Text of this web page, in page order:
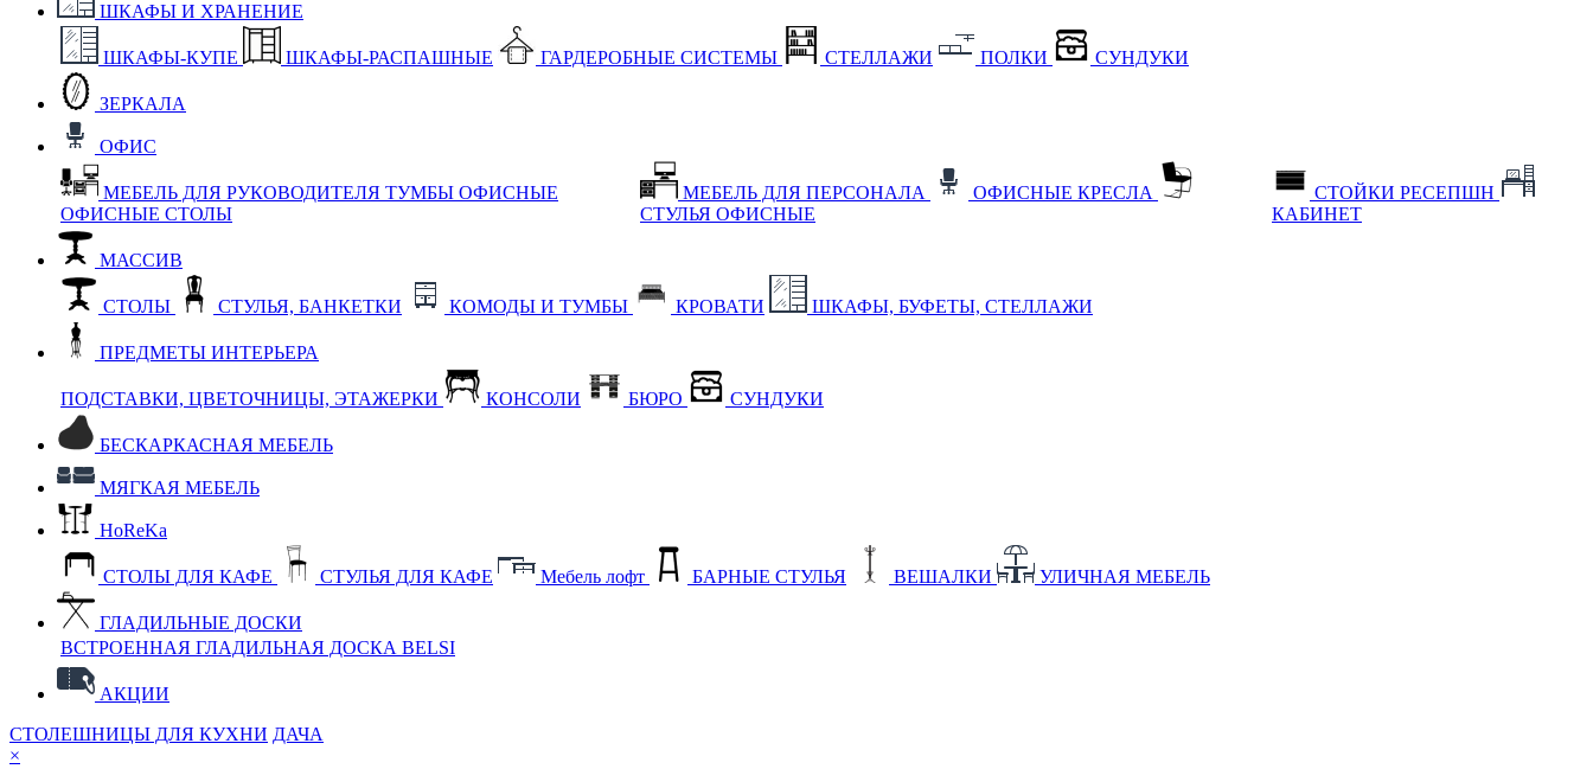
ШКАФЫ И ХРАНЕНИЕ
ШКАФЫ-КУПЕ ШКАФЫ-РАСПАШНЫЕ ГАРДЕРОБНЫЕ СИСТЕМЫ СТЕЛЛАЖИ ПОЛКИ СУНДУКИ
ЗЕРКАЛА
ОФИС
МЕБЕЛЬ ДЛЯ РУКОВОДИТЕЛЯ ТУМБЫ ОФИСНЫЕ
ОФИСНЫЕ СТОЛЫ
МЕБЕЛЬ ДЛЯ ПЕРСОНАЛА
ОФИСНЫЕ КРЕСЛА
СТУЛЬЯ ОФИСНЫЕ
СТОЙКИ РЕСЕПШН
КАБИНЕТ
МАССИВ
СТОЛЫ СТУЛЬЯ, БАНКЕТКИ КОМОДЫ И ТУМБЫ КРОВАТИ ШКАФЫ, БУФЕТЫ, СТЕЛЛАЖИ
ПРЕДМЕТЫ ИНТЕРЬЕРА
ПОДСТАВКИ, ЦВЕТОЧНИЦЫ, ЭТАЖЕРКИ КОНСОЛИ БЮРО СУНДУКИ
БЕСКАРКАСНАЯ МЕБЕЛЬ
МЯГКАЯ МЕБЕЛЬ
HoReKa
СТОЛЫ ДЛЯ КАФЕ СТУЛЬЯ ДЛЯ КАФЕ Мебель лофт БАРНЫЕ СТУЛЬЯ ВЕШАЛКИ УЛИЧНАЯ МЕБЕЛЬ
ГЛАДИЛЬНЫЕ ДОСКИ
ВСТРОЕННАЯ ГЛАДИЛЬНАЯ ДОСКА BELSI
АКЦИИ
СТОЛЕШНИЦЫ ДЛЯ КУХНИ ДАЧА
×